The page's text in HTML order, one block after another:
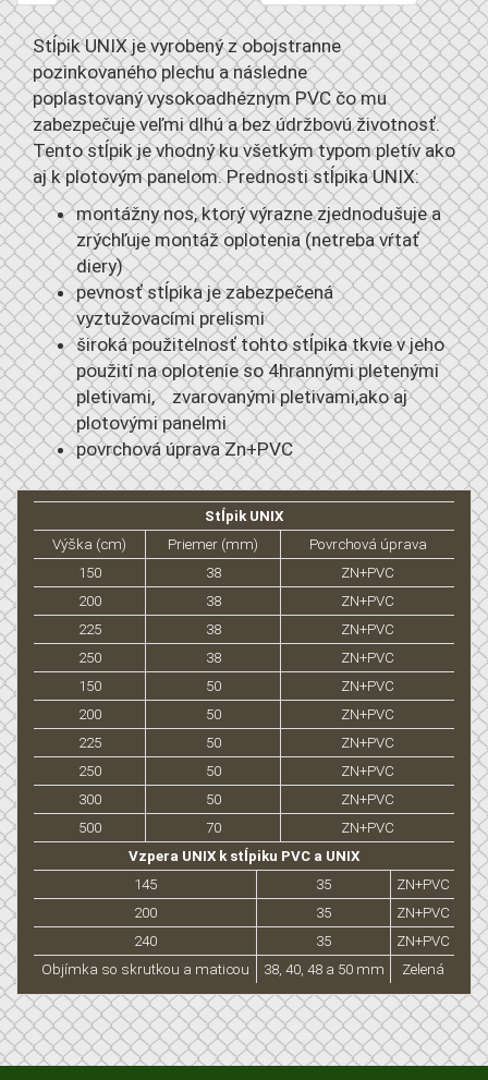
Stĺpik UNIX je vyrobený z obojstranne
pozinkovaného plechu a následne
poplastovaný vysokoadhéznym PVC čo mu
zabezpečuje veľmi dlhú a bez údržbovú životnosť.
Tento stĺpik je vhodný ku všetkým typom pletív ako
aj k plotovým panelom. Prednosti stĺpika UNIX:
montážny nos, ktorý výrazne zjednodušuje a
zrýchľuje montáž oplotenia (netreba vŕtať
diery)
pevnosť stĺpika je zabezpečená
vyztužovacími prelismi
široká použitelnosť tohto stĺpika tkvie v jeho
použití na oplotenie so 4hrannými pletenými
pletivami, zvarovanými pletivami,ako aj
plotovými panelmi
povrchová úprava Zn+PVC
Stĺpik UNIX
Výška (cm)
Priemer (mm)
Povrchová úprava
150
38
ZN+PVC
200
38
ZN+PVC
225
38
ZN+PVC
250
38
ZN+PVC
150
50
ZN+PVC
200
50
ZN+PVC
225
50
ZN+PVC
250
50
ZN+PVC
300
50
ZN+PVC
500
70
ZN+PVC
Vzpera UNIX k stĺpiku PVC a UNIX
145
35
ZN+PVC
200
35
ZN+PVC
240
35
ZN+PVC
Objímka so skrutkou a maticou
38, 40, 48 a 50 mm Zelená